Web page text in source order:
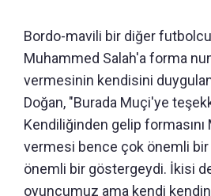
Bordo-mavili bir diğer
Muhammed Salah'a forma
vermesinin kendisini
Doğan, "Burada Muçi'ye
Kendiliğinden gelip
vermesi bence çok önemli
önemli bir göstergeydi. İkisi
oyuncumuz ama kendi